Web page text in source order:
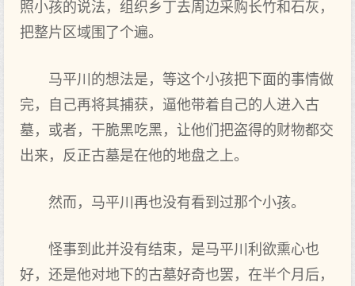
照小孩的说法，组织乡丁去周边采购长竹和石灰，
把整片区域围了个遍。
马平川的想法是，等这个小孩把下面的事情做
完，自己再将其捕获，逼他带着自己的人进入古
墓，或者，干脆黑吃黑，让他们把盗得的财物都交
出来，反正古墓是在他的地盘之上。
然而，马平川再也没有看到过那个小孩。
怪事到此并没有结束，是马平川利欲熏心也
好，还是他对地下的古墓好奇也罢，在半个月后，